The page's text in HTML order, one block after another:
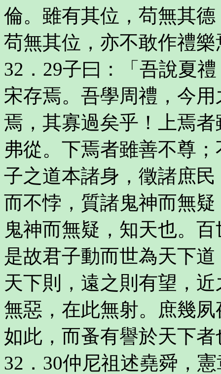
倫。雖有其位，苟無其
苟無其位，亦不敢作禮樂
32．29子曰：「吾說夏
宋存焉。吾學周禮，今
焉，其寡過矣乎！上焉
弗從。下焉者雖善不尊
子之道本諸身，徵諸庶
而不悖，質諸鬼神而無
鬼神而無疑，知天也。
是故君子動而世為天下
天下則，遠之則有望，
無惡，在此無射。庶幾
如此，而蚤有譽於天下者
32．30仲尼祖述堯舜，